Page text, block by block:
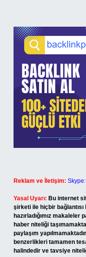
Reklam ve İletişim:
Yasal Uyarı: Bu internet
şirketi ile hiçbir bağlantısı
hazırladığımız
haber niteliği
paylaşım
benzerlikleri tamamen
halindedir ve tavsiye